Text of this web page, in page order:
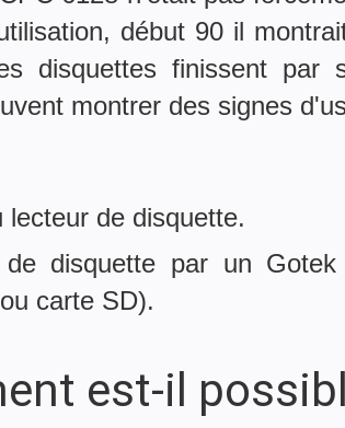
début 90 il
disquettes finissent par
montrer des signes
lecteur de disquette.
disquette par un
carte SD).
est-il